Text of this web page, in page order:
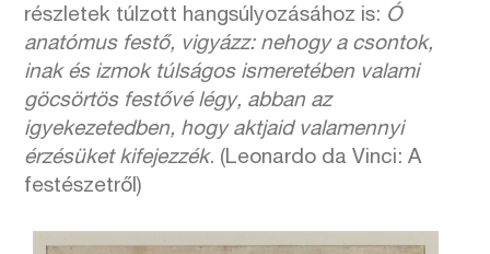
részletek túlzott hangsúlyozásához is: Ó
anatómus festő, vigyázz: nehogy a csontok,
inak és izmok túlságos ismeretében valami
göcsörtös festővé légy, abban az
igyekezetedben, hogy aktjaid valamennyi
érzésüket kifejezzék. (Leonardo da Vinci: A
festészetről)